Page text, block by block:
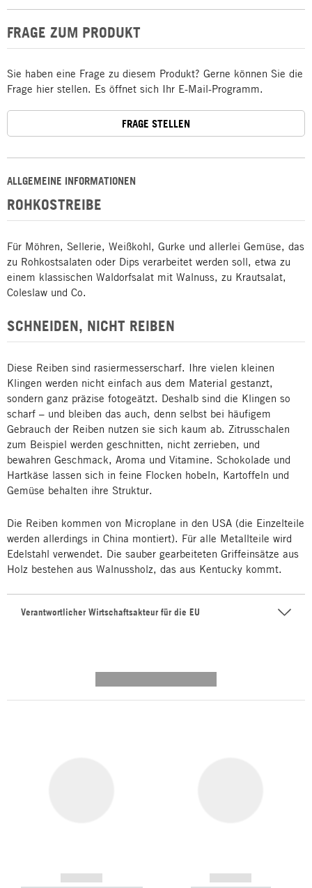
ALLGEMEINE INFORMATIONEN
ROHKOSTREIBE
Für Möhren, Sellerie, Weißkohl, Gurke und allerlei Gemüse, das
zu Rohkostsalaten oder Dips verarbeitet werden soll, etwa zu
einem klassischen Waldorfsalat mit Walnuss, zu Krautsalat,
Coleslaw und Co.
SCHNEIDEN, NICHT REIBEN
Diese Reiben sind rasiermesserscharf. Ihre vielen kleinen
Klingen werden nicht einfach aus dem Material gestanzt,
sondern ganz präzise fotogeätzt. Deshalb sind die Klingen so
scharf – und bleiben das auch, denn selbst bei häufigem
Gebrauch der Reiben nutzen sie sich kaum ab. Zitrusschalen
zum Beispiel werden geschnitten, nicht zer­rieben, und
bewahren Geschmack, Aroma und Vitamine. Schokolade und
Hartkäse lassen sich in feine Flocken hobeln, Kartoffeln und
Gemüse ­behalten ihre Struktur.
Die Reiben kommen von Microplane in den USA (die Einzelteile
werden ­allerdings in China montiert). Für alle ­Metallteile wird
Edelstahl verwendet. Die sauber gearbeiteten Griffeinsätze aus
Holz bestehen aus Walnussholz, das aus Kentucky kommt.
Verantwortlicher Wirtschaftsakteur für die EU
FRAGE ZUM PRODUKT
Sie haben eine Frage zu diesem Produkt? Gerne können Sie die
Frage hier stellen. Es öffnet sich Ihr E-Mail-Programm.
FRAGE STELLEN
------------
------------